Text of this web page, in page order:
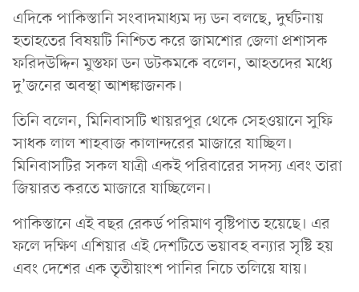
এদিকে পাকিস্তানি সংবাদমাধ্যম দ্য ডন বলছে, দুর্ঘটনায়
হতাহতের বিষয়টি নিশ্চিত করে জামশোর জেলা প্রশাসক
ফরিদউদ্দিন মুস্তফা ডন ডটকমকে বলেন, আহতদের মধ্যে
দু’জনের অবস্থা আশঙ্কাজনক।
তিনি বলেন, মিনিবাসটি খায়রপুর থেকে সেহওয়ানে সুফি
সাধক লাল শাহবাজ কালান্দরের মাজারে যাচ্ছিল।
মিনিবাসটির সকল যাত্রী একই পরিবারের সদস্য এবং তারা
জিয়ারত করতে মাজারে যাচ্ছিলেন।
পাকিস্তানে এই বছর রেকর্ড পরিমাণ বৃষ্টিপাত হয়েছে। এর
ফলে দক্ষিণ এশিয়ার এই দেশটিতে ভয়াবহ বন্যার সৃষ্টি হয়
এবং দেশের এক তৃতীয়াংশ পানির নিচে তলিয়ে যায়।